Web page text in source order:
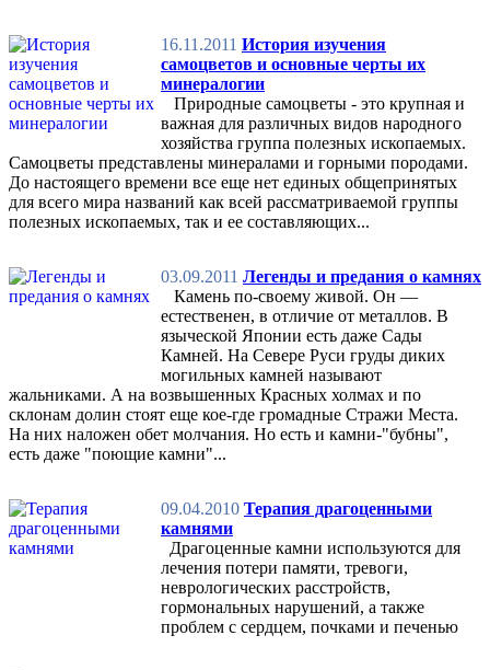
16.11.2011 История изучения
самоцветов и основные черты их
минералогии
Природные самоцветы - это крупная и
важная для различных видов народного
хозяйства группа полезных ископаемых.
Самоцветы представлены минералами и горными породами.
До настоящего времени все еще нет единых общепринятых
для всего мира названий как всей рассматриваемой группы
полезных ископаемых, так и ее составляющих...
03.09.2011 Легенды и предания о камнях
Камень по-своему живой. Он —
естественен, в отличие от металлов. В
языческой Японии есть даже Сады
Камней. На Севере Руси груды диких
могильных камней называют
жальниками. А на возвышенных Красных холмах и по
склонам долин стоят еще кое-где громадные Стражи Места.
На них наложен обет молчания. Но есть и камни-"бубны",
есть даже "поющие камни"...
09.04.2010 Терапия драгоценными
камнями
Драгоценные камни используются для
лечения потери памяти, тревоги,
неврологических расстройств,
гормональных нарушений, а также
проблем с сердцем, почками и печенью